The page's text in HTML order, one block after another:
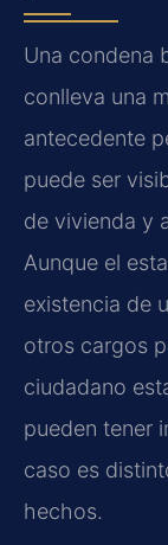
Una condena
conlleva una
antecedente
puede ser
de vivienda y
Aunque el
existencia de
otros cargos
ciudadano
pueden tener
caso es
hechos.